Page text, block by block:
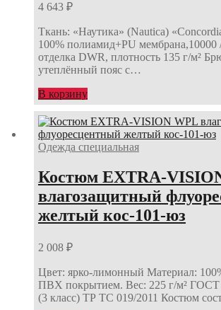
4 643 ₽
Ткань: «Наутика» (Nautica)
100% полиамид+PU мембрана,10000
отделка DWR, плотность 135 г/м²
утеплённый пояс с…
В корзину
Одежда специальная
Костюм EXTRA-
влагозащитный
желтый кос-101-юз
2 008 ₽
Цвет: ярко-лимонный Материал:
ПВХ покрытием. Вес: 225 г/м²
(3 класс) ТР ТС 019/2011 Костюм